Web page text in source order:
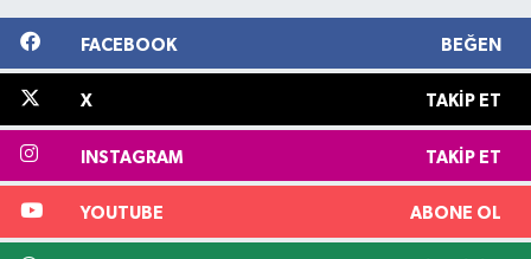
FACEBOOK BEĞEN
X TAKIP ET
INSTAGRAM TAKIP ET
YOUTUBE ABONE OL